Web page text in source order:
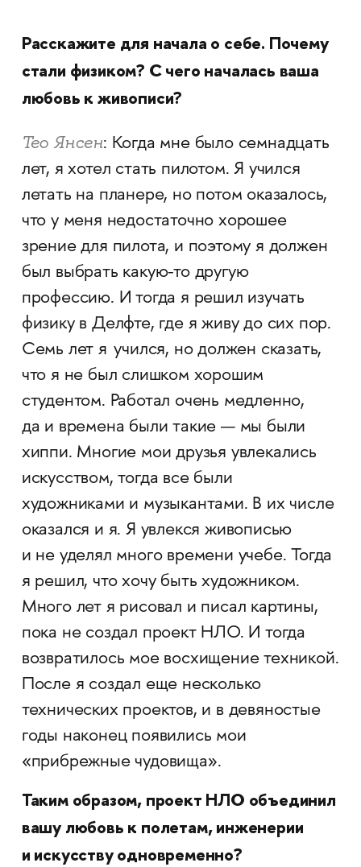
Расскажите для начала о себе. Почему
стали физиком? С чего началась ваша
любовь к живописи?
Тео Янсен: Когда мне было семнадцать
лет, я хотел стать пилотом. Я учился
летать на планере, но потом оказалось,
что у меня недостаточно хорошее
зрение для пилота, и поэтому я должен
был выбрать какую-то другую
профессию. И тогда я решил изучать
физику в Делфте, где я живу до сих пор.
Семь лет я учился, но должен сказать,
что я не был слишком хорошим
студентом. Работал очень медленно,
да и времена были такие — мы были
хиппи. Многие мои друзья увлекались
искусством, тогда все были
художниками и музыкантами. В их числе
оказался и я. Я увлекся живописью
и не уделял много времени учебе. Тогда
я решил, что хочу быть художником.
Много лет я рисовал и писал картины,
пока не создал проект НЛО. И тогда
возвратилось мое восхищение техникой.
После я создал еще несколько
технических проектов, и в девяностые
годы наконец появились мои
«прибрежные чудовища».
Таким образом, проект НЛО объединил
вашу любовь к полетам, инженерии
и искусству одновременно?